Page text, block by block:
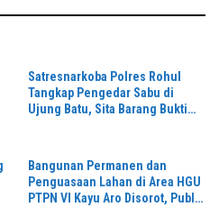
Satresnarkoba Polres Rohul
Tangkap Pengedar Sabu di
Ujung Batu, Sita Barang Bukti
Bangunan Permanen dan
Penguasaan Lahan di Area HGU
PTPN VI Kayu Aro Disorot, Publik